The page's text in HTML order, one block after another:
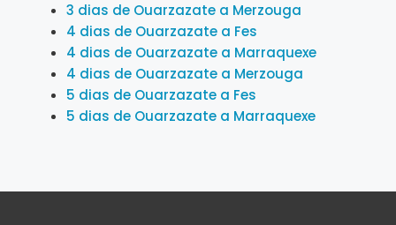
3 dias de Ouarzazate a Merzouga
4 dias de Ouarzazate a Fes
4 dias de Ouarzazate a Marraquexe
4 dias de Ouarzazate a Merzouga
5 dias de Ouarzazate a Fes
5 dias de Ouarzazate a Marraquexe